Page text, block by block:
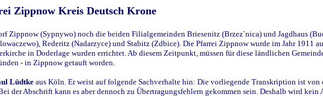
Zippnow Kreis Deutsch Krone
Zippnow (Sypnywo) noch die beiden Filialgemeinden Briesenitz (Brzez`nica) und Jagdhaus
Rederitz (Nadarzyce) und Stabitz (Zdbice). Die Pfarrei Zippnow wurde im Jahr
in Doderlage wurden errichtet. Ab diesem Zeitpunkt, müssen für diese ländlichen
- in Zippnow getauft worden.
Lüdtke aus Köln. Er weist auf folgende Sachverhalte hin: Die vorliegende Transkription ist
der Abschrift kann es aber dennoch zu Übertragungsfehlern gekommen sein. Deshalb wird kein